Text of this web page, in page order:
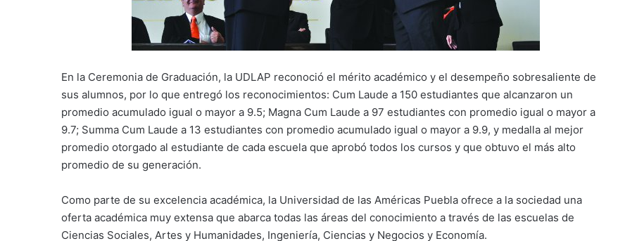
En la Ceremonia de Graduación, la UDLAP reconoció el mérito académico y el desempeño sobresaliente de
sus alumnos, por lo que entregó los reconocimientos: Cum Laude a 150 estudiantes que alcanzaron un
promedio acumulado igual o mayor a 9.5; Magna Cum Laude a 97 estudiantes con promedio igual o mayor a
9.7; Summa Cum Laude a 13 estudiantes con promedio acumulado igual o mayor a 9.9, y medalla al mejor
promedio otorgado al estudiante de cada escuela que aprobó todos los cursos y que obtuvo el más alto
promedio de su generación.
Como parte de su excelencia académica, la Universidad de las Américas Puebla ofrece a la sociedad una
oferta académica muy extensa que abarca todas las áreas del conocimiento a través de las escuelas de
Ciencias Sociales, Artes y Humanidades, Ingeniería, Ciencias y Negocios y Economía.